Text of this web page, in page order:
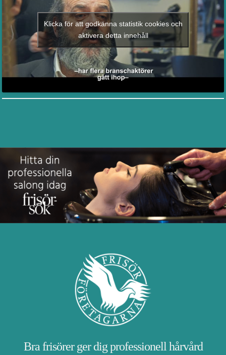
Klicka för att godkänna statistik cookies och
aktivera detta innehåll
Bra frisörer ger dig professionell hårvård